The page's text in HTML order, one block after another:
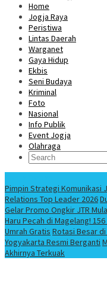
Home
Jogja Raya
Peristiwa
Lintas Daerah
Warganet
Gaya Hidup
Ekbis
Seni Budaya
Kriminal
Foto
Nasional
Info Publik
Event Jogja
Olahraga
Pimpin Strategi Komunikasi
Relations Top Leader 2026
Gelar Promo Ongkir JTR
Haru Pecah di Magelang!
Umrah Gratis Rotasi Besar
Yogyakarta Resmi Berganti
Akhirnya Terkuak